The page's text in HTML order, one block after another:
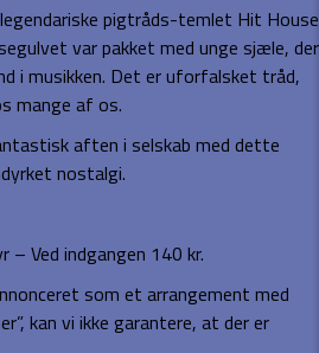
pigtråds-temlet Hit House
var pakket med unge sjæle, der
i musikken. Det er uforfalsket tråd,
mange af os.
aften i selskab med dette
nostalgi.
– Ved indgangen 140 kr.
som et arrangement med
kan vi ikke garantere, at der er